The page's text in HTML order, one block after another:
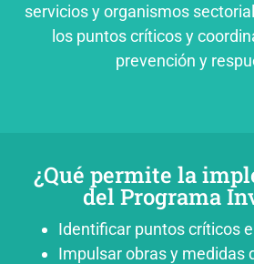
servicios y organismos
los puntos críticos y
prevención y
¿Qué permite la
del Programa
Identificar puntos críticos
Impulsar obras y medidas